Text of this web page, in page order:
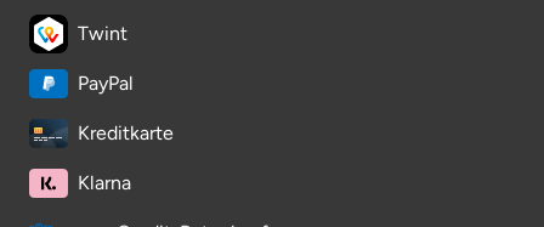
Twint
PayPal
Kreditkarte
Klarna